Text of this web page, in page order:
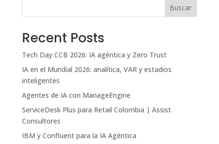
Buscar
Recent Posts
Tech Day CCB 2026: IA agéntica y Zero Trust
IA en el Mundial 2026: analítica, VAR y estadios
inteligentes
Agentes de IA con ManageEngine
ServiceDesk Plus para Retail Colombia | Assist
Consultores
IBM y Confluent para la IA Agéntica